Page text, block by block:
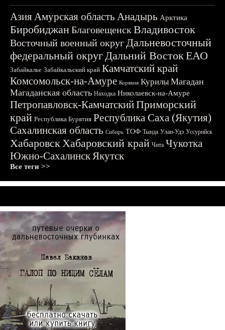
АзияАмурская область Анадырь Арктика
БиробиджанБлаговещенскВладивосток
Восточный военный округДальневосточный
федеральный округДальний ВостокЕАО
Забайкалье Забайкальский край Камчатский край
Комсомольск-на-Амуре Корякия Курилы Магадан
Магаданская область Находка Николаевск-на-Амуре
Петропавловск-КамчатскийПриморский
край Республика Бурятия Республика Саха (Якутия)
Сахалинская область Сибирь ТОФ Тында Улан-Удэ Уссурийск
ХабаровскХабаровский край Чита Чукотка
Южно-СахалинскЯкутск
Все теги >>